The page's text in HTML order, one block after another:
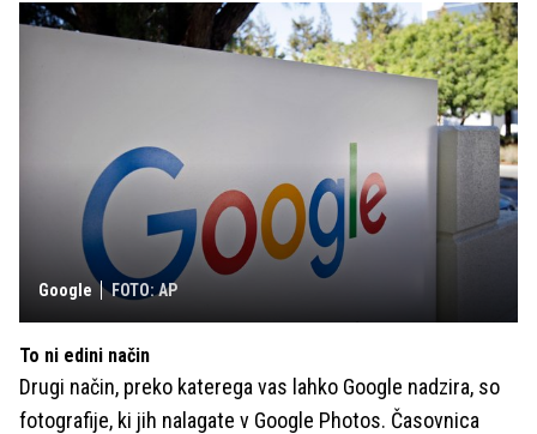
Google FOTO: AP
To ni edini način
Drugi način, preko katerega vas lahko Google nadzira, so
fotografije, ki jih nalagate v Google Photos. Časovnica